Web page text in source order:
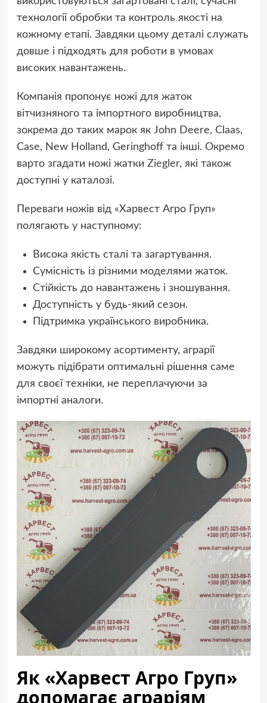
технології обробки та контроль якості на
кожному етапі. Завдяки цьому деталі служать
довше і підходять для роботи в умовах
високих навантажень.
Компанія пропонує ножі для жаток
вітчизняного та імпортного виробництва,
зокрема до таких марок як John Deere, Claas,
Case, New Holland, Geringhoff та інші. Окремо
варто згадати ножі жатки Ziegler, які також
доступні у каталозі.
Переваги ножів від «Харвест Агро Груп»
полягають у наступному:
Висока якість сталі та загартування.
Сумісність із різними моделями жаток.
Стійкість до навантажень і зношування.
Доступність у будь-який сезон.
Підтримка українського виробника.
Завдяки широкому асортименту, аграрії
можуть підібрати оптимальні рішення саме
для своєї техніки, не переплачуючи за
імпортні аналоги.
Як «Харвест Агро Груп»
допомагає аграріям